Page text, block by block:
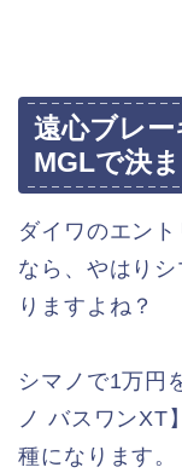
遠心ブレ
MGLで決
ダイワのエン
なら、やはり
りますよね？
シマノで1万円
ノ バスワンXT
種になります。